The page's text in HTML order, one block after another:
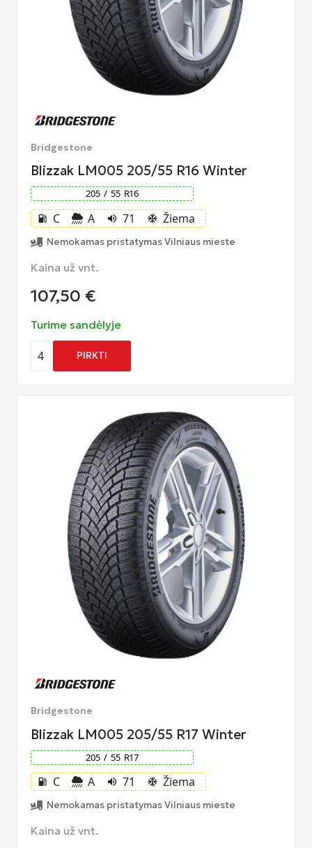
Bridgestone
Blizzak LM005 205/55 R16 Winter
205 / 55 R16
local_gas_station C A volume_up 71 ac_unit Žiema
Nemokamas pristatymas Vilniaus mieste
Kaina už vnt.
107,50 €
Turime sandėlyje
4 PIRKTI
Bridgestone
Blizzak LM005 205/55 R17 Winter
205 / 55 R17
local_gas_station C A volume_up 71 ac_unit Žiema
Nemokamas pristatymas Vilniaus mieste
Kaina už vnt.